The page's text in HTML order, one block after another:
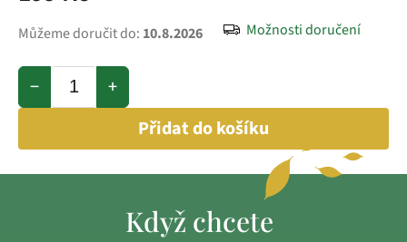
Můžeme doručit do: 10.8.2026 Možnosti doručení
+
−
Přidat do košíku
Když chcete